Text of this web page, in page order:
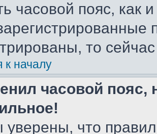
часовой пояс, как
то
к началу
часовой пояс,
уверены, что